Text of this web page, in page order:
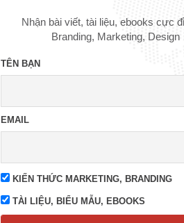
Nhận bài viết, tài liệu, ebooks cực
Branding, Marketing, Design
TÊN BẠN
EMAIL
KIẾN THỨC MARKETING, BRANDING
TÀI LIỆU, BIỂU MẪU, EBOOKS